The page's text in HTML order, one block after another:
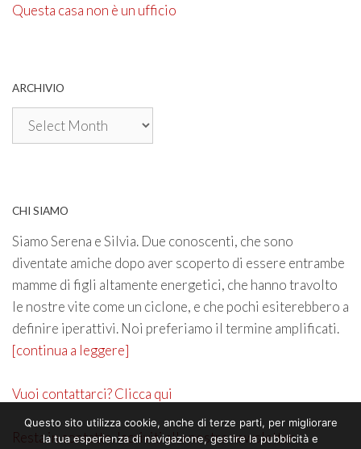
Questa casa non è un ufficio
ARCHIVIO
Archivio
CHI SIAMO
Siamo Serena e Silvia. Due conoscenti, che sono
diventate amiche dopo aver scoperto di essere entrambe
mamme di figli altamente energetici, che hanno travolto
le nostre vite come un ciclone, e che pochi esiterebbero a
definire iperattivi. Noi preferiamo il termine amplificati.
[continua a leggere]
Vuoi contattarci? Clicca qui
Resta in contatto. Iscriviti alla nostra newsletter
Questo sito utilizza cookie, anche di terze parti, per migliorare
la tua esperienza di navigazione, gestire la pubblicità e